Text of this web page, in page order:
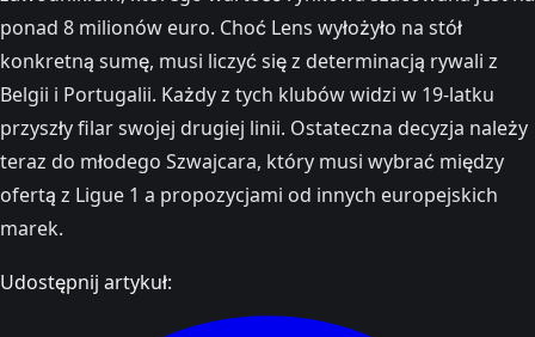
ponad 8 milionów euro. Choć Lens wyłożyło na stół
konkretną sumę, musi liczyć się z determinacją rywali z
Belgii i Portugalii. Każdy z tych klubów widzi w 19-latku
przyszły filar swojej drugiej linii. Ostateczna decyzja należy
teraz do młodego Szwajcara, który musi wybrać między
ofertą z Ligue 1 a propozycjami od innych europejskich
marek.
Udostępnij artykuł: